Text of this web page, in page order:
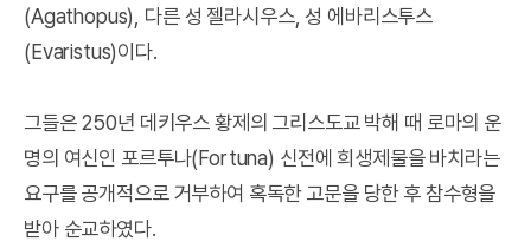
(Agathopus), 다른 성 젤라시우스, 성 에바리스투스
(Evaristus)이다.
그들은 250년 데키우스 황제의 그리스도교 박해 때 로마의 운
명의 여신인 포르투나(Fortuna) 신전에 희생제물을 바치라는
요구를 공개적으로 거부하여 혹독한 고문을 당한 후 참수형을
받아 순교하였다.